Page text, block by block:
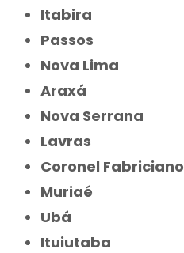
Itabira
Passos
Nova Lima
Araxá
Nova Serrana
Lavras
Coronel Fabriciano
Muriaé
Ubá
Ituiutaba